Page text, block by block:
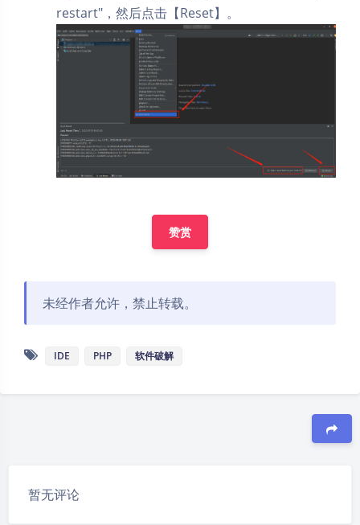
restart"，然后点击【Reset】。
赞赏
未经作者允许，禁止转载。
IDE PHP 软件破解
暂无评论